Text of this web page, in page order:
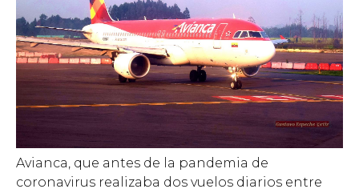
Avianca, que antes de la pandemia de
coronavirus realizaba dos vuelos diarios entre